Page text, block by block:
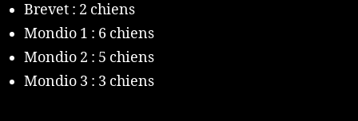
Brevet : 2 chiens
Mondio 1 : 6 chiens
Mondio 2 : 5 chiens
Mondio 3 : 3 chiens